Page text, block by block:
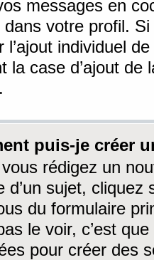
messages en
dans votre profil.
l’ajout individuel
la case d’ajout
puis-je créer
rédigez un
d’un sujet, cliquez
du formulaire
le voir, c’est
pour créer des